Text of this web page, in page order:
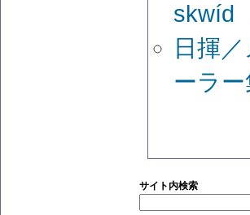
skwíd
日揮
ーラ
サイト内検索